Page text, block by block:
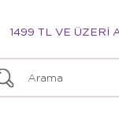
1499 TL VE ÜZERİ